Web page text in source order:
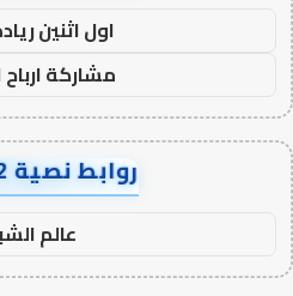
اول اثنين
مشاركة
روابط نصية AA86842
عالم